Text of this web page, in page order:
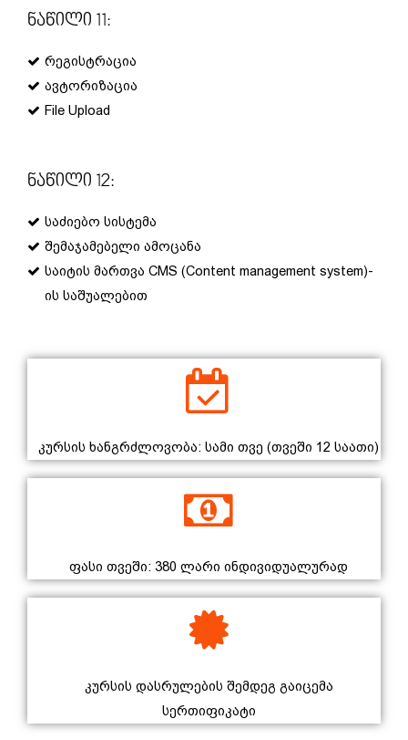
Ნაწილი 11:
რეგისტრაცია
ავტორიზაცია
File Upload
Ნაწილი 12:
საძიებო სისტემა
შემაჯამებელი ამოცანა
საიტის მართვა CMS (Content management system)-
ის საშუალებით
კურსის ხანგრძლოვობა: სამი თვე (თვეში 12 საათი)
ფასი თვეში: 380 ლარი ინდივიდუალურად
კურსის დასრულების შემდეგ გაიცემა
სერთიფიკატი